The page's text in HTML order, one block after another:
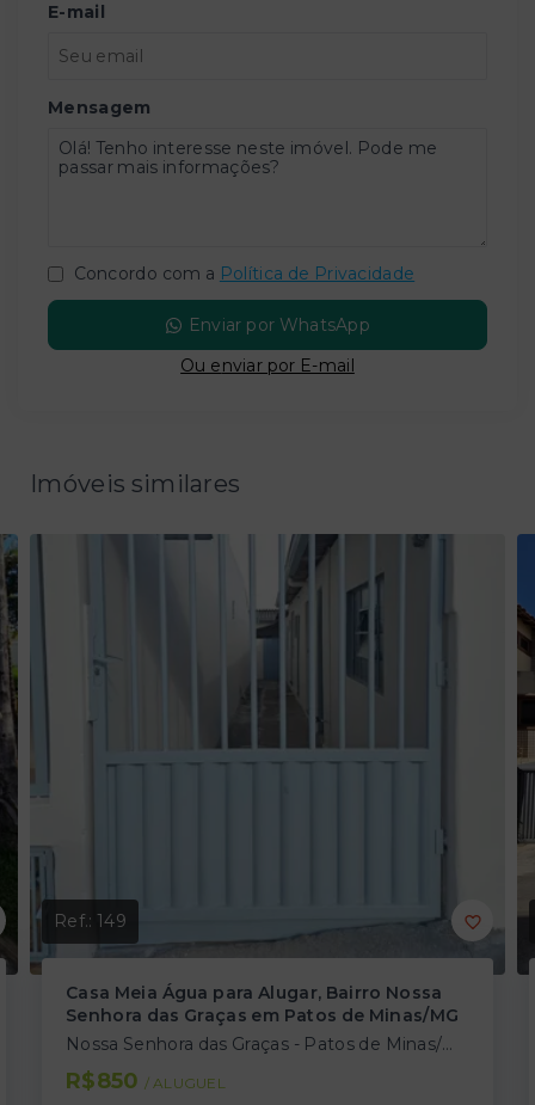
E-mail
Mensagem
Concordo com a Política de Privacidade
Enviar por WhatsApp
Ou enviar por E-mail
Imóveis similares
Ref.:149
Casa Meia Água para Alugar, Bairro Nossa
Senhora das Graças em Patos de Minas/MG
Nossa Senhora das Graças - Patos de Minas/MG
R$850 / ALUGUEL